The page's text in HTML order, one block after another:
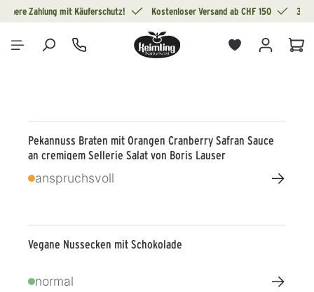
springen
Sichere Zahlung mit Käuferschutz! Kostenloser Versand ab CHF 150 30
Pekannuss Braten mit Orangen Cranberry Safran Sauce
an cremigem Sellerie Salat von Boris Lauser
anspruchsvoll →
Vegane Nussecken mit Schokolade
normal →